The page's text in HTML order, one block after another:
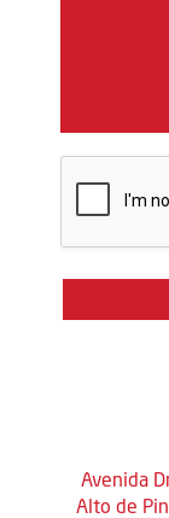
Avenida
Alto de